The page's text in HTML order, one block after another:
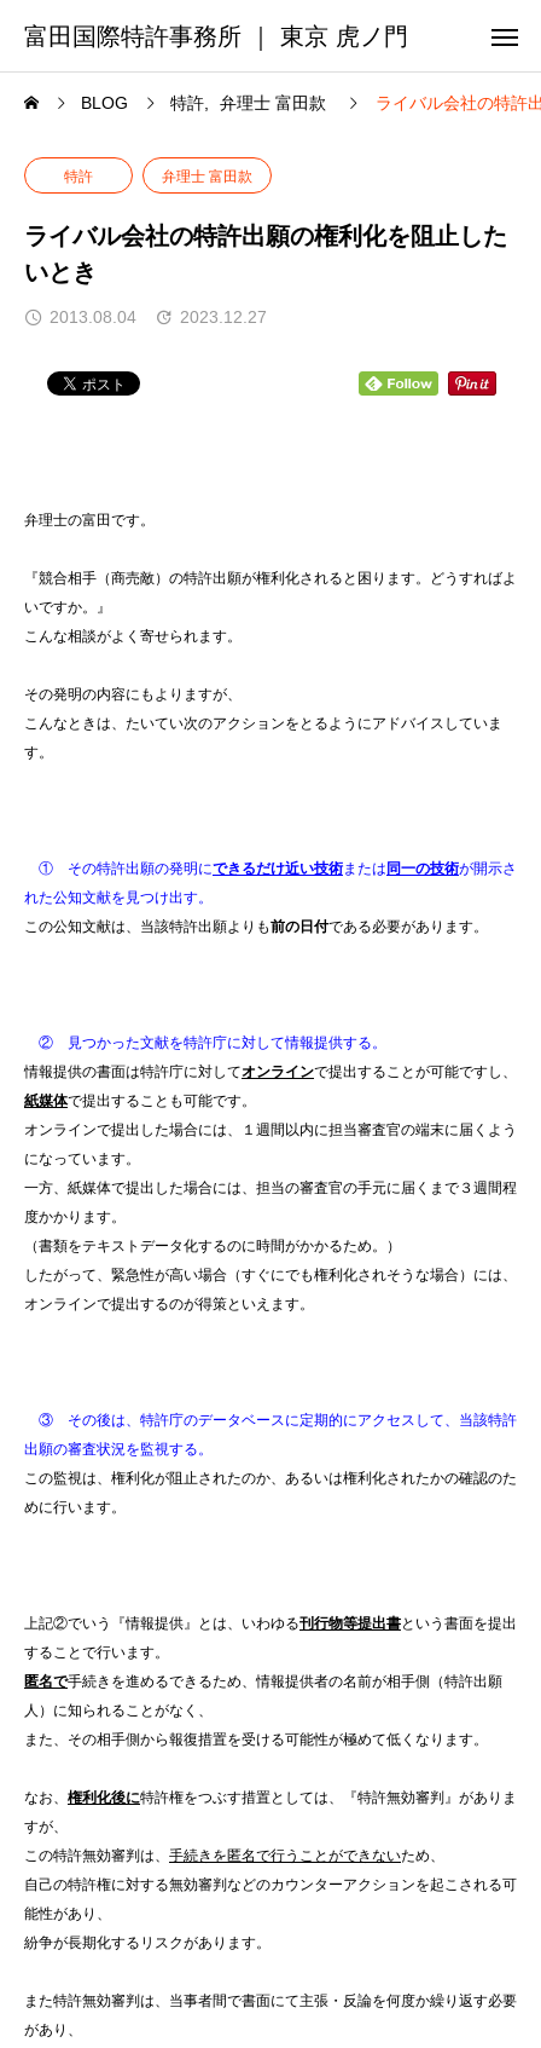
富田国際特許事務所 ｜ 東京 虎ノ門
BLOG 特許 弁理士 富田款 ライバル会社の特許
特許 弁理士 富田款
ライバル会社の特許出願の権利化を阻止した
いとき
2013.08.04 2023.12.27
弁理士の富田です。
『競合相手（商売敵）の特許出願が権利化されると困ります。どうすればよ
いですか。』
こんな相談がよく寄せられます。
その発明の内容にもよりますが、
こんなときは、たいてい次のアクションをとるようにアドバイスしていま
す。
① その特許出願の発明にできるだけ近い技術または 同一の技術が開示さ
れた公知文献を見つけ出す。
この公知文献は、当該特許出願よりも前の日付である必要があります。
② 見つかった文献を特許庁に対して情報提供する。
情報提供の書面は特許庁に対してオンラインで提出することが可能ですし、
紙媒体で提出することも可能です。
オンラインで提出した場合には、１週間以内に担当審査官の端末に届くよう
になっています。
一方、紙媒体で提出した場合には、担当の審査官の手元に届くまで３週間程
度かかります。
（書類をテキストデータ化するのに時間がかかるため。）
したがって、緊急性が高い場合（すぐにでも権利化されそうな場合）には、
オンラインで提出するのが得策といえます。
③ その後は、特許庁のデータベースに定期的にアクセスして、当該特許
出願の審査状況を監視する。
この監視は、権利化が阻止されたのか、あるいは権利化されたかの確認のた
めに行います。
上記②でいう『情報提供』とは、いわゆる刊行物等提出書という書面を提出
することで行います。
匿名で手続きを進めるできるため、情報提供者の名前が相手側（特許出願
人）に知られることがなく、
また、その相手側から報復措置を受ける可能性が極めて低くなります。
なお、 権利化後に特許権をつぶす措置としては、『特許無効審判』がありま
すが、
この特許無効審判は、 手続きを匿名で行うことができないため、
自己の特許権に対する無効審判などのカウンターアクションを起こされる可
能性があり、
紛争が長期化するリスクがあります。
また特許無効審判は、当事者間で書面にて主張・反論を何度か繰り返す必要
があり、